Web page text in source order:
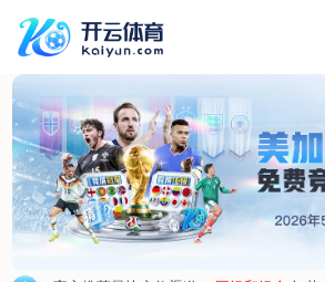
首页
关于我们
荣誉资质
合作伙伴
产品中心
烤箱纸
蜡纸
防油纸